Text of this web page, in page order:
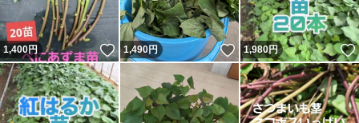
1,400円 いいね！
1,490円 いいね！
1,980円